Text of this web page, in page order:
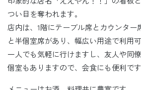
つい目を奪われます。
店内は、1階にテーブル席とカウンター
と半個室席があり、幅広い用途で利用可
一人でも気軽に行けますし、友人や同
個室もありますので、会食にも便利です